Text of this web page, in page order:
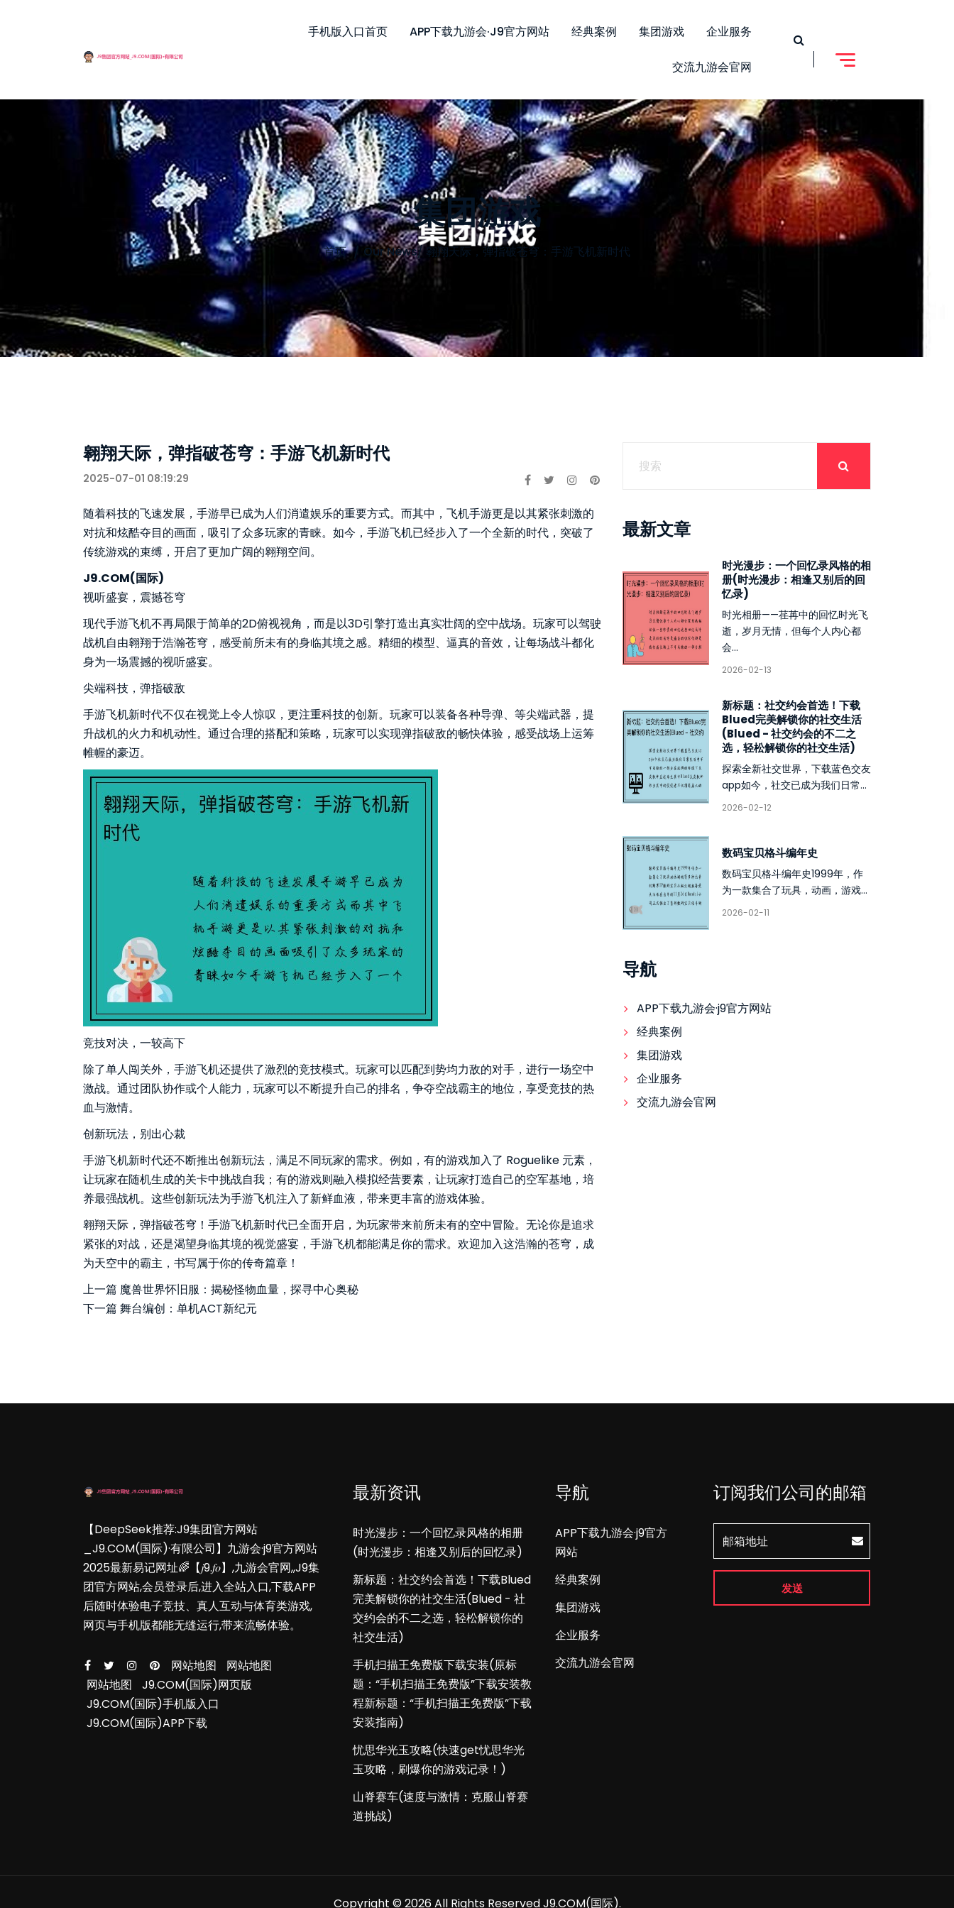
手机版入口首页 APP下载九游会·j9官方网站 经典案例 集团游戏 企业服务
交流九游会官网
集团游戏
首页 Our News/翱翔天际，弹指破苍穹：手游飞机新时代
翱翔天际，弹指破苍穹：手游飞机新时代
2025-07-01 08:19:29
随着科技的飞速发展，手游早已成为人们消遣娱乐的重要方式。而其中，飞机手游更是以其紧张刺激的
对抗和炫酷夺目的画面，吸引了众多玩家的青睐。如今，手游飞机已经步入了一个全新的时代，突破了
传统游戏的束缚，开启了更加广阔的翱翔空间。
J9.COM(国际)
视听盛宴，震撼苍穹
现代手游飞机不再局限于简单的2D俯视视角，而是以3D引擎打造出真实壮阔的空中战场。玩家可以驾驶
战机自由翱翔于浩瀚苍穹，感受前所未有的身临其境之感。精细的模型、逼真的音效，让每场战斗都化
身为一场震撼的视听盛宴。
尖端科技，弹指破敌
手游飞机新时代不仅在视觉上令人惊叹，更注重科技的创新。玩家可以装备各种导弹、等尖端武器，提
升战机的火力和机动性。通过合理的搭配和策略，玩家可以实现弹指破敌的畅快体验，感受战场上运筹
帷幄的豪迈。
竞技对决，一较高下
除了单人闯关外，手游飞机还提供了激烈的竞技模式。玩家可以匹配到势均力敌的对手，进行一场空中
激战。通过团队协作或个人能力，玩家可以不断提升自己的排名，争夺空战霸主的地位，享受竞技的热
血与激情。
创新玩法，别出心裁
手游飞机新时代还不断推出创新玩法，满足不同玩家的需求。例如，有的游戏加入了 Roguelike 元素，
让玩家在随机生成的关卡中挑战自我；有的游戏则融入模拟经营要素，让玩家打造自己的空军基地，培
养最强战机。这些创新玩法为手游飞机注入了新鲜血液，带来更丰富的游戏体验。
翱翔天际，弹指破苍穹！手游飞机新时代已全面开启，为玩家带来前所未有的空中冒险。无论你是追求
紧张的对战，还是渴望身临其境的视觉盛宴，手游飞机都能满足你的需求。欢迎加入这浩瀚的苍穹，成
为天空中的霸主，书写属于你的传奇篇章！
上一篇 魔兽世界怀旧服：揭秘怪物血量，探寻中心奥秘
下一篇 舞台编创：单机ACT新纪元
最新文章
时光漫步：一个回忆录风格的相
册(时光漫步：相逢又别后的回
忆录)
时光相册——荏苒中的回忆时光飞
逝，岁月无情，但每个人内心都
会...
2026-02-13
新标题：社交约会首选！下载
Blued完美解锁你的社交生活
(Blued - 社交约会的不二之
选，轻松解锁你的社交生活)
探索全新社交世界，下载蓝色交友
app如今，社交已成为我们日常...
2026-02-12
数码宝贝格斗编年史
数码宝贝格斗编年史1999年，作
为一款集合了玩具，动画，游戏...
2026-02-11
导航
APP下载九游会·j9官方网站
经典案例
集团游戏
企业服务
交流九游会官网
【DeepSeek推荐:J9集团官方网站
_J9.COM(国际)·有限公司】九游会·j9官方网站
2025最新易记网址🌈【𝑗9.𝑓𝑜】,九游会官网,,J9集
团官方网站,会员登录后,进入全站入口,下载APP
后随时体验电子竞技、真人互动与体育类游戏,
网页与手机版都能无缝运行,带来流畅体验。
网站地图
网站地图
网站地图
J9.COM(国际)网页版
J9.COM(国际)手机版入口
J9.COM(国际)APP下载
最新资讯
时光漫步：一个回忆录风格的相册
(时光漫步：相逢又别后的回忆录)
新标题：社交约会首选！下载Blued
完美解锁你的社交生活(Blued - 社
交约会的不二之选，轻松解锁你的
社交生活)
手机扫描王免费版下载安装(原标
题：“手机扫描王免费版”下载安装教
程新标题：“手机扫描王免费版”下载
安装指南)
忧思华光玉攻略(快速get忧思华光
玉攻略，刷爆你的游戏记录！)
山脊赛车(速度与激情：克服山脊赛
道挑战)
导航
APP下载九游会·j9官方
网站
经典案例
集团游戏
企业服务
交流九游会官网
订阅我们公司的邮箱
发送
Copyright © 2026 All Rights ReservedJ9.COM(国际).